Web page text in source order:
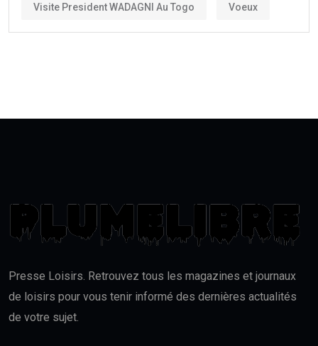
Visite President WADAGNI Au Togo Voeux
Presse Loisirs. Retrouvez tous les magazines et journaux
de loisirs pour vous tenir informé des dernières actualités
de votre sujet.